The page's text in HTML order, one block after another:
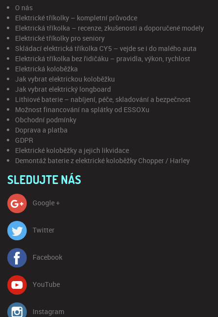
O nás
Elektrické tříkolky – kompletní průvodce
Elektrická tříkolka – recenze, zkušenosti a doporučené modely
Elektrické tříkolky pro seniory
Skládací elektrická tříkolka CY5 – vejde se i do malého auta
Elektrická tříkolka bez řidičáku – pravidla, výkon, rychlost
Elektrická koloběžka
Jak vybrat elektrickou koloběžku
Jak vybrat elektrický longboard
Lithiové baterie – nabíjení, péče, skladování a bezpečnost
Možnost financování na splátky od ESSOXu
Obchodní podmínky
Doprava a platba
GDPR
Elektrické koloběžky a jejich likvidace
Demontáž baterie z elektrické koloběžky Chopper / Harley
SLEDUJTE NÁS
Google +
Twitter
Facebook
YouTube
Instagram